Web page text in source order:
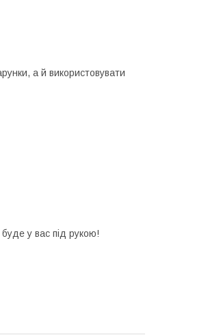
а й використовувати
у вас під рукою!